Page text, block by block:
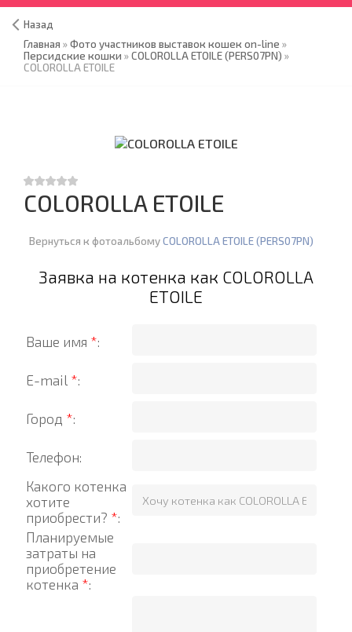
Назад
Главная »Фото участников выставок кошек on-line »
Персидские кошки »COLOROLLA ETOILE (PERS07PN) »
COLOROLLA ETOILE
COLOROLLA ETOILE
Вернуться к фотоальбомуCOLOROLLA ETOILE (PERS07PN)
Заявка на котенка как COLOROLLA
ETOILE
Ваше имя *:
E-mail *:
Город *:
Телефон:
Какого котенка
хотите
приобрести? *:
Планируемые
затраты на
приобретение
котенка *: